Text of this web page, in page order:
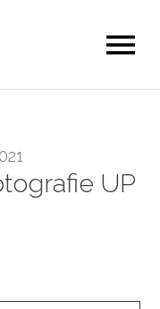
UP